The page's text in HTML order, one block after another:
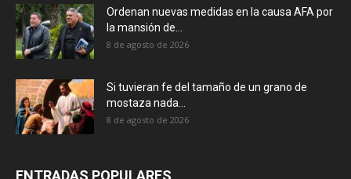
Ordenan nuevas medidas en la causa AFA por
la mansión de...
8 de agosto de 2026
Si tuvieran fe del tamaño de un grano de
mostaza nada...
8 de agosto de 2026
ENTRADAS POPULARES